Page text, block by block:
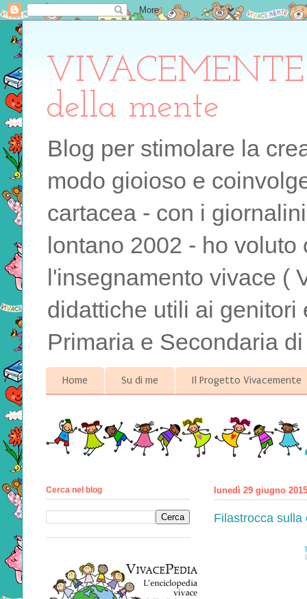
della mente
Blog per stimolare la
modo gioioso e
cartacea - con i
lontano 2002 - ho
l'insegnamento vivace (
didattiche utili ai
Primaria e Secondaria
Home Su di me Il Progetto Vivacemente
lunedì 29 giugno 2015
Filastrocca
Cerca nel blog